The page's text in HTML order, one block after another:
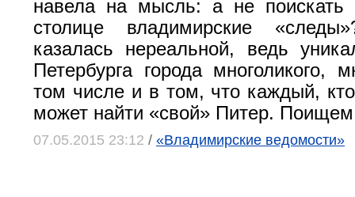
навела на мысль: а не поискать
столице владимирские
казалась нереальной, ведь
Петербурга города многоликого,
том числе и в том, что каждый,
может найти «свой» Питер.
07.05.2015 23:12 / «Владимирские ведомости»